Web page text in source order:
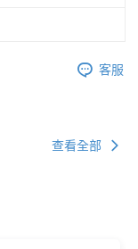
客服
查看全部